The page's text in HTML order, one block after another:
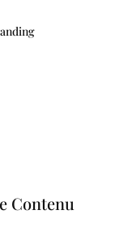
Contenu